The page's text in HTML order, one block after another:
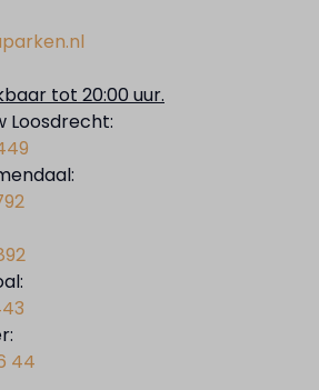
tot 20:00 uur.
Loosdrecht:
44